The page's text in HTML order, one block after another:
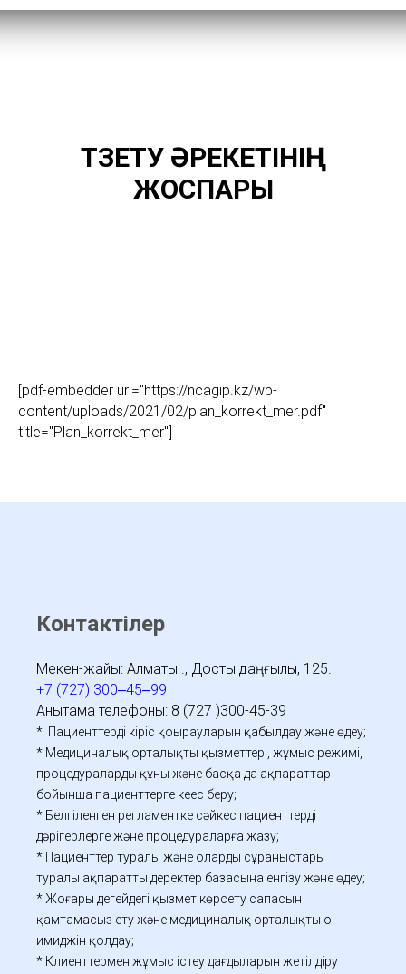
ТҮЗЕТУ ӘРЕКЕТІНІҢ
ЖОСПАРЫ
[pdf-embedder url="https://ncagip.kz/wp-
content/uploads/2021/02/plan_korrekt_mer.pdf"
title="Plan_korrekt_mer"]
Контактілер
Мекен-жайы: Алматы қ., Достық даңғылы, 125.
+7 (727) 300‒45‒99
Анықтама телефоны: 8 (727 )300-45-39
* Пациенттердің кіріс қоңырауларын қабылдау және өңдеу;
* Медициналық орталықтың қызметтері, жұмыс режимі,
процедуралардың құны және басқа да ақпараттар
бойынша пациенттерге кеңес беру;
* Белгіленген регламентке сәйкес пациенттерді
дәрігерлерге және процедураларға жазу;
* Пациенттер туралы және олардың сұраныстары
туралы ақпаратты деректер базасына енгізу және өңдеу;
* Жоғары деңгейдегі қызмет көрсету сапасын
қамтамасыз ету және медициналық орталықтың оң
имиджін қолдау;
* Клиенттермен жұмыс істеу дағдыларын жетілдіру